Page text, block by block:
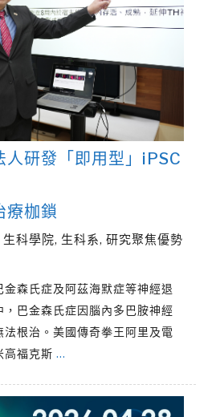
人研發「即用型」iPSC
療枷鎖
生科學院, 生科系, 研究聚焦優勢
森氏症及阿茲海默症等神經退
巴金森氏症因腦內多巴胺神經
根治。美國傳奇拳王阿里及電
高福克斯 …